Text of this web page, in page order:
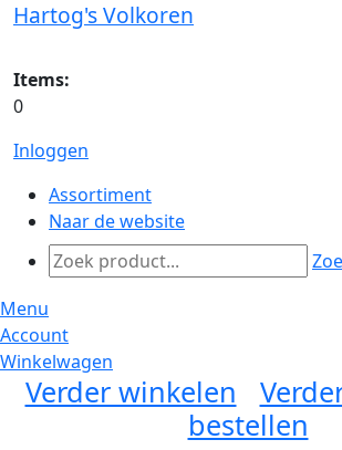
Hartog's Volkoren
Items:
0
Inloggen
Assortiment
Naar de website
Menu
Account
Winkelwagen
Verder winkelen
bestellen